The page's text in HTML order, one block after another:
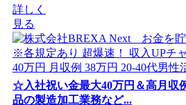
詳しく
見る
☆入社祝い金最大40万円＆高月収
品の製造加工業務など...